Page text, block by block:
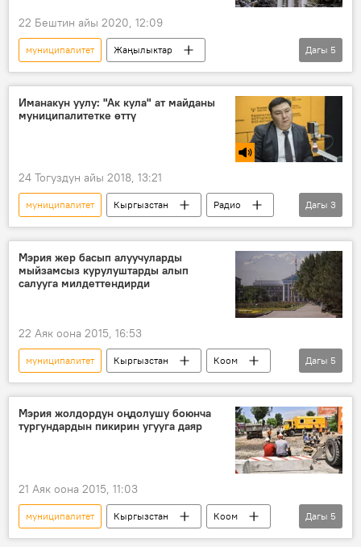
22 Бештин айы 2020, 12:09
муниципалитет
Жаңылыктар
Кыргызстан
Саясат
Коом
Бишкек
Дагы 5
Иманакун уулу: "Ак кула" ат майданы
муниципалитетке өттү
24 Тогуздун айы 2018, 13:21
муниципалитет Кыргызстан
Радио
Коом
Бишкек
Талантбек Иманакун уулу
Дагы 3
Мэрия жер басып алуучуларды
мыйзамсыз курулуштарды алып
салууга милдеттендирди
22 Аяк оона 2015, 16:53
муниципалитет Кыргызстан
Коом
Жаңылыктар
Бишкек мэриясы
жер
жер тилкеси аянт
Дагы 5
Мэрия жолдордун оңдолушу боюнча
тургундардын пикирин угууга даяр
21 Аяк оона 2015, 11:03
муниципалитет Кыргызстан
Коом
Жаңылыктар
Бишкек
Дагы 5